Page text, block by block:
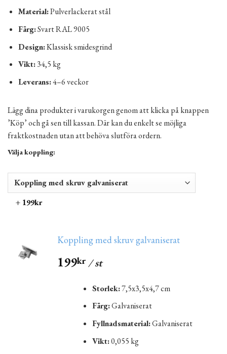
Material:Pulverlackerat stål
Färg:Svart RAL 9005
Design:Klassisk smidesgrind
Vikt:34,5 kg
Leverans:4–6 veckor
Lägg dina produkter i varukorgen genom att klicka på knappen
’Köp’ och gå sen till kassan. Där kan du enkelt se möjliga
fraktkostnaden utan att behöva slutföra ordern.
Välja koppling:
+ 199kr
Koppling med skruv galvaniserat
199kr / st
Storlek:7,5x3,5x4,7 cm
Färg:Galvaniserat
Fyllnadsmaterial:Galvaniserat
Vikt:0,055 kg